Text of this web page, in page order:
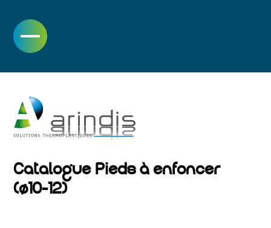
content
Catalogue Pieds à enfoncer
(ø10-12)